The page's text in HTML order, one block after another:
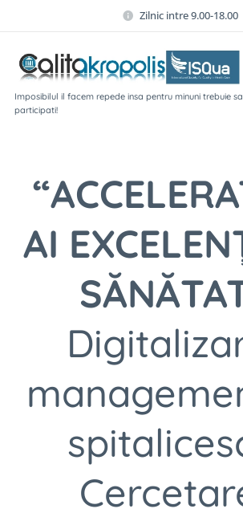
Zilnic intre 9.00-18.00
Imposibilul il facem repede insa pentru minuni trebuie sa
participati!
AI